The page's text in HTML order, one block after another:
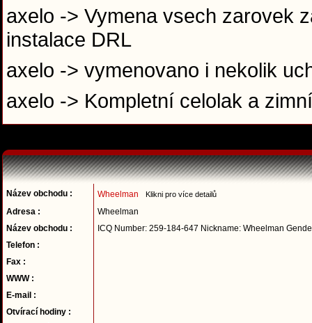
axelo -> Vymena vsech zarovek
instalace DRL
axelo -> vymenovano i nekolik
axelo -> Kompletní celolak a
Název obchodu : Wheelman Klikni pro více detailů
Adresa :
Wheelman
Název obchodu :
ICQ Number: 259-184-647 Nickname: Wheelman
Telefon :
Fax :
WWW :
E-mail :
Otvírací hodiny :